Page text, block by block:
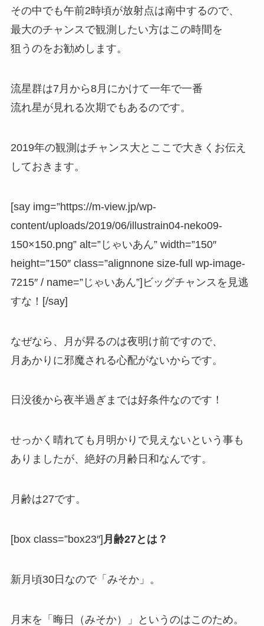
その中でも午前2時頃が放射点は南中するので、
最大のチャンスで観測したい方はこの時間を
狙う のをお勧めします。
流星群は7月から8月にかけて一年で一番
流れ星が見れる次期でもあるのです。
2019年の観測はチャンス大とここで大きくお伝え
しておきます。
[say img=”https://m-view.jp/wp-
content/uploads/2019/06/illustrain04-neko09-
150×150.png” alt=”じゃいあん” width=”150″
height=”150″ class=”alignnone size-full wp-image-
7215″ / name=”じゃいあん”]ビッグチャンスを見逃
すな！[/say]
なぜなら、月が昇るのは夜明け前ですので、
月あかりに邪魔される心配がないからです。
日没後から夜半過ぎまでは好条件なのです！
せっかく晴れても月明かりで見えないという事も
ありましたが、絶好の月齢日和なんです。
月齢は27です。
[box class=”box23″] 月齢27とは？
新月頃30日なので「みそか」。
月末を「晦日（みそか）」というのはこのため。